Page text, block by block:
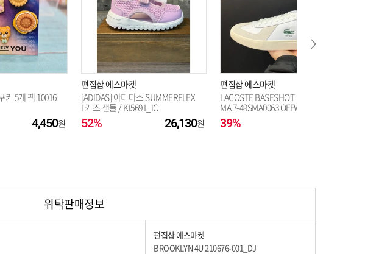
키 5개 팩 10016
4,450
편집샵 에스마켓
[ADIDAS] 아디다스 SUMMERFLEX
I 키즈 샌들 / KI5691_IC
52% 26,130
편집샵 에스마켓
LACOSTE BASESHOT PRO 125 3 S
MA 7-49SMA0063 OFFWHT
39%
위탁판매정보
편집샵 에스마켓
BROOKLYN 4U 210676-001_DJ